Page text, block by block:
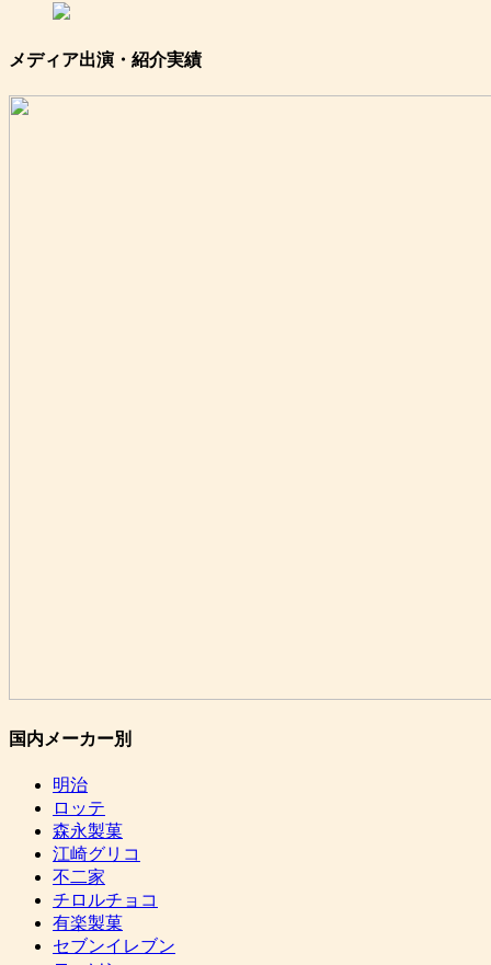
メディア出演・紹介実績
国内メーカー別
明治
ロッテ
森永製菓
江崎グリコ
不二家
チロルチョコ
有楽製菓
セブンイレブン